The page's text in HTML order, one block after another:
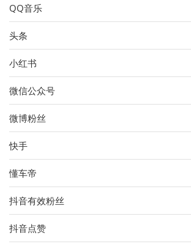
QQ音乐
头条
小红书
微信公众号
微博粉丝
快手
懂车帝
抖音有效粉丝
抖音点赞